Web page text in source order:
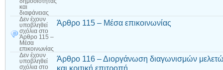
και
διαφάνειας
Δεν έχουν
υποβληθεί
σχόλια στο
Άρθρο 115 –
Μέσα
επικοινωνίας
Άρθρο 115 – Μέσα επικοινωνίας
Δεν έχουν
υποβληθεί
σχόλια στο
Άρθρο 116 – Διοργάνωση διαγωνισμών
και κριτική επιτροπή